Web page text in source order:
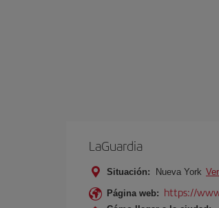
LaGuardia
Situación: Nueva York
Página web: https://